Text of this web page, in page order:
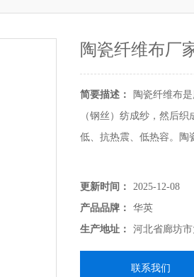
陶瓷纤维布厂
简要描述：
陶瓷纤维布
（钢丝）纺成纱，然后
低、抗热震、低热容。陶
更新时间：
2025-12-08
产品品牌：
华英
生产地址：
河北省廊坊
联系我们